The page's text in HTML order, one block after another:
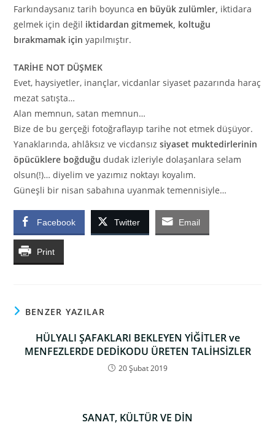
Farkındaysanız tarih boyuncaen büyük zulümler, iktidara
gelmek için değil iktidardan gitmemek, koltuğu
bırakmamak için yapılmıştır.
TARİHE NOT DÜŞMEK
Evet, haysiyetler, inançlar, vicdanlar siyaset pazarında haraç
mezat satışta…
Alan memnun, satan memnun…
Bize de bu gerçeği fotoğraflayıp tarihe not etmek düşüyor.
Yanaklarında, ahlâksız ve vicdansızsiyaset muktedirlerinin
öpücüklere boğduğu dudak izleriyle dolaşanlara selam
olsun(!)… diyelim ve yazımız noktayı koyalım.
Güneşli bir nisan sabahına uyanmak temennisiyle…
Facebook Twitter Email
Print
BENZER YAZILAR
HÜLYALI ŞAFAKLARI BEKLEYEN YİĞİTLER ve
MENFEZLERDE DEDİKODU ÜRETEN TALİHSİZLER
20 Şubat 2019
SANAT, KÜLTÜR VE DİN